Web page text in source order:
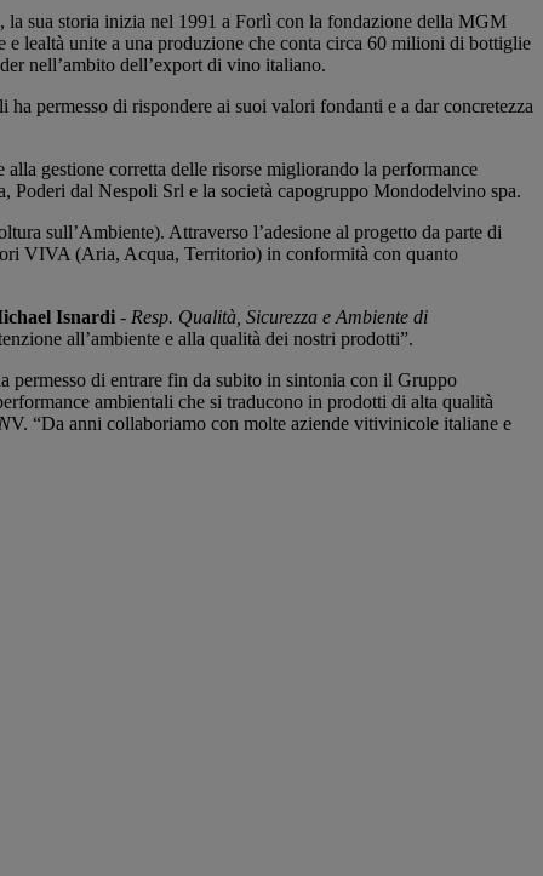
sua storia inizia nel 1991 a Forlì con la fondazione della MGM
lealtà unite a una produzione che conta circa 60 milioni di bottiglie
nell’ambito dell’export di vino italiano.
permesso di rispondere ai suoi valori fondanti e a dar concretezza
alla gestione corretta delle risorse migliorando la performance
dal Nespoli Srl e la società capogruppo Mondodelvino spa.
sull’Ambiente). Attraverso l’adesione al progetto da parte di
VIVA (Aria, Acqua, Territorio) in conformità con quanto
Isnardi - Resp. Qualità, Sicurezza e Ambiente di
all’ambiente e alla qualità dei nostri prodotti”.
permesso di entrare fin da subito in sintonia con il Gruppo
ambientali che si traducono in prodotti di alta qualità
V. “Da anni collaboriamo con molte aziende vitivinicole italiane e